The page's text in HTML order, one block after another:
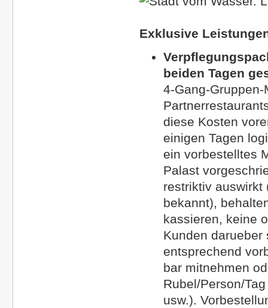
Exklusive
beiden Tagen
4-Gang-
diese Kosten
einigen Tagen
ein vorbestelltes
Palast
restriktiv auswirkt
bekannt),
kassieren, keine
Kunden
entsprechend
bar mitnehmen
Rubel/Person/
usw.).